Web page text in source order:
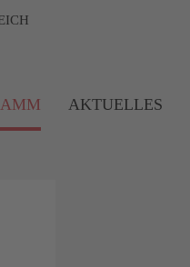
AKTUELLES